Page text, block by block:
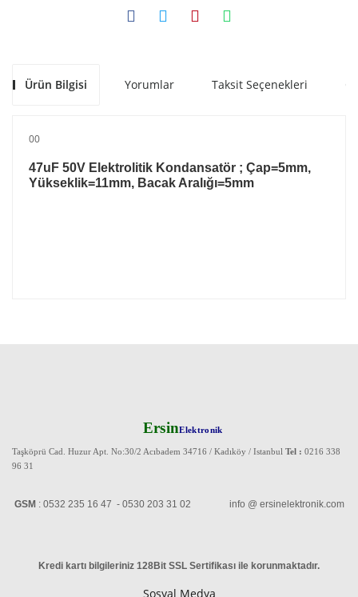
Ürün Bilgisi Yorumlar Taksit Seçenekleri
00
47uF 50V Elektrolitik Kondansatör ; Çap=5mm,
Yükseklik=11mm, Bacak Aralığı=5mm
ErsinElektronik
Taşköprü Cad. Huzur Apt. No:30/2 Acıbadem 34716 / Kadıköy / Istanbul Tel : 0216 338
96 31
GSM : 0532 235 16 47 - 0530 203 31 02 info @ ersinelektronik.com
Kredi kartı bilgileriniz 128Bit SSL Sertifikası ile korunmaktadır.
Sosyal Medya